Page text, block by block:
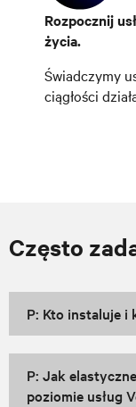
Rozpocznij
życia.
Świadczymy
ciągłości
Często
P: Kto instaluje i
P: Jak
poziomie usług